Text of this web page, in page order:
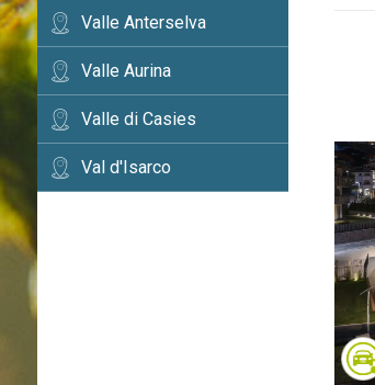
Valle Anterselva
Valle Aurina
Valle di Casies
Val d'Isarco